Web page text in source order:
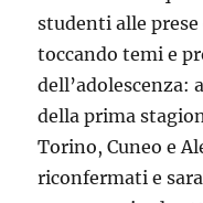
studenti alle
toccando temi e
della prima
Torino, Cuneo e
riconfermati e